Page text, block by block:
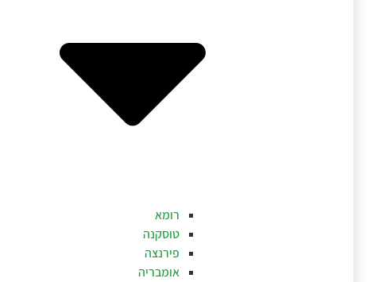
רומא
טוסקנה
פירנצה
אומבריה